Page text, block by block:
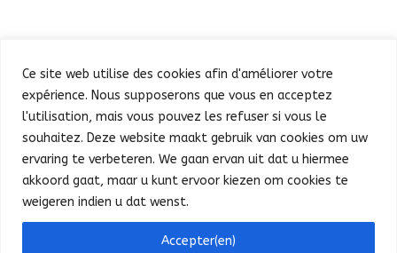
Ce site web utilise des cookies afin d'améliorer votre
expérience. Nous supposerons que vous en acceptez
l'utilisation, mais vous pouvez les refuser si vous le
souhaitez. Deze website maakt gebruik van cookies om uw
ervaring te verbeteren. We gaan ervan uit dat u hiermee
akkoord gaat, maar u kunt ervoor kiezen om cookies te
weigeren indien u dat wenst.
Accepter(en)
Défilé
Fête au Parc
Concert et feu d’artifice
Presse
Bonjour ! Puis-je vous aider ?